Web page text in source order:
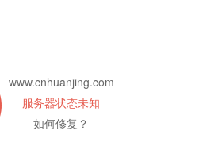
www.cnhuanjing.com
服务器状态未知
如何修复？